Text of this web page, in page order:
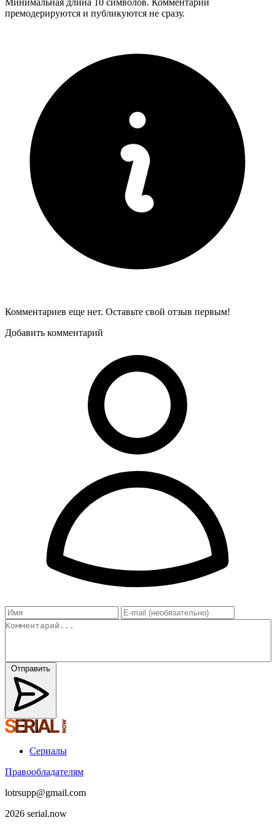
Минимальная длина 10 символов. Комментарии
премодерируются и публикуются не сразу.
Комментариев еще нет. Оставьте свой отзыв первым!
Добавить комментарий
Отправить
Сериалы
Правообладателям
lotrsupp@gmail.com
2026 serial.now